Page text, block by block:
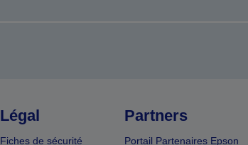
Légal
Fiches de sécurité
Partners
Portail Partenaires Epson